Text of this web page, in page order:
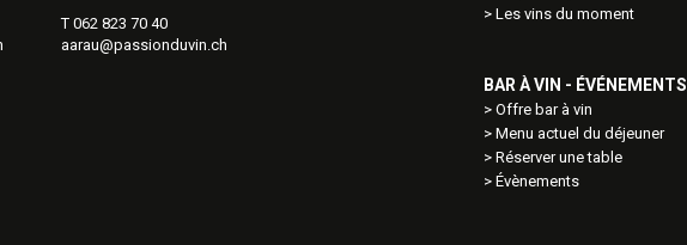
T 062 823 70 40
aarau@passionduvin.ch
Les vins du moment
BAR À VIN - ÉVÉNEMENTS
Offre bar à vin
Menu actuel du déjeuner
Réserver une table
Évènements